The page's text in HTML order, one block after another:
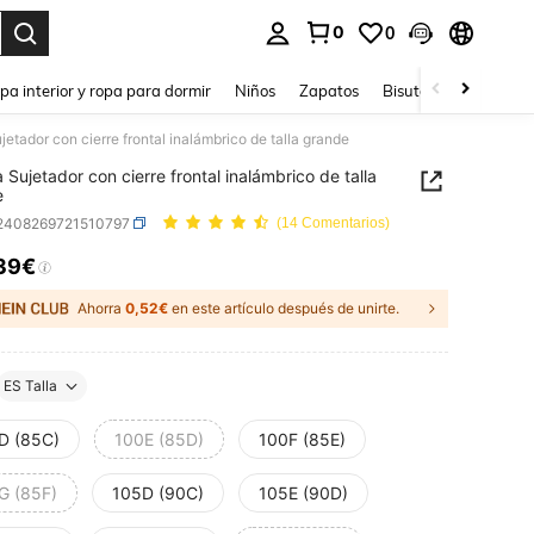
0 0
interior y ropa para dormir Niños Zapatos Bisutería Y
con cierre frontal inalámbrico de talla grande
Sujetador con cierre frontal inalámbrico de talla
(14 Comentarios)
AND AVAILABILITY
Ahorra 0,52€ en este artículo después de unirte.
ES Talla
(85C) 100E (85D) 100F (85E)
(85F) 105D (90C) 105E (90D)